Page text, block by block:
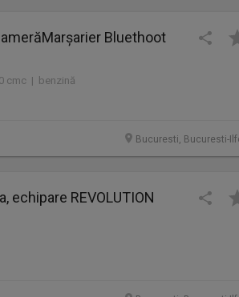
Bluethoot
cmc | benzină
Bucuresti, Bucuresti-
echipare REVOLUTION